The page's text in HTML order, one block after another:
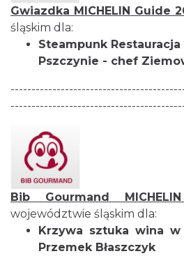
Gwiazdka MICHELIN Guide
śląskim dla:
Steampunk Restauracja
Pszczynie - chef
Bib Gourmand
województwie śląskim dla:
Krzywa sztuka wina w
Przemek Błaszczyk